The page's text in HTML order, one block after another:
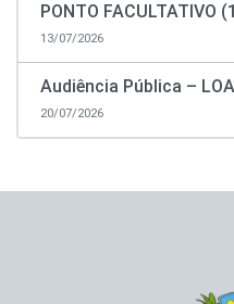
PONTO FACULTATIVO
13/07/2026
Audiência Pública –
20/07/2026